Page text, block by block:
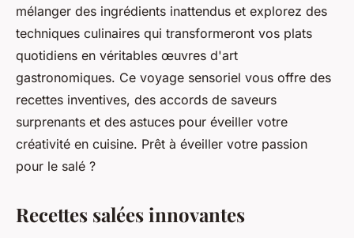
mélanger des ingrédients inattendus et explorez des
techniques culinaires qui transformeront vos plats
quotidiens en véritables œuvres d'art
gastronomiques. Ce voyage sensoriel vous offre des
recettes inventives, des accords de saveurs
surprenants et des astuces pour éveiller votre
créativité en cuisine. Prêt à éveiller votre passion
pour le salé ?
Recettes salées innovantes